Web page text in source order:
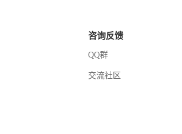
咨询反馈
QQ群
交流社区